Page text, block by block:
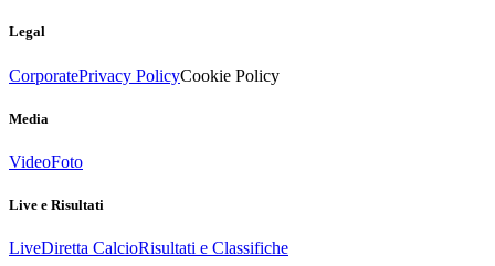
Legal
CorporatePrivacy PolicyCookie Policy
Media
VideoFoto
Live e Risultati
LiveDiretta CalcioRisultati e Classifiche